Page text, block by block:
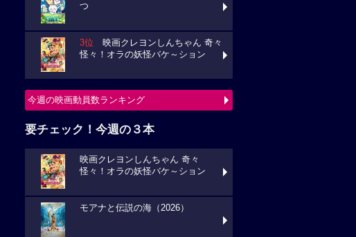
つ
3位 映画クレヨンしんちゃん 奇々
怪々！オラの妖怪バケ～ション
今週の映画動員数ランキング
要チェック！今週の３本
映画クレヨンしんちゃん 奇々
怪々！オラの妖怪バケ～ション
モアナと伝説の海（2026）